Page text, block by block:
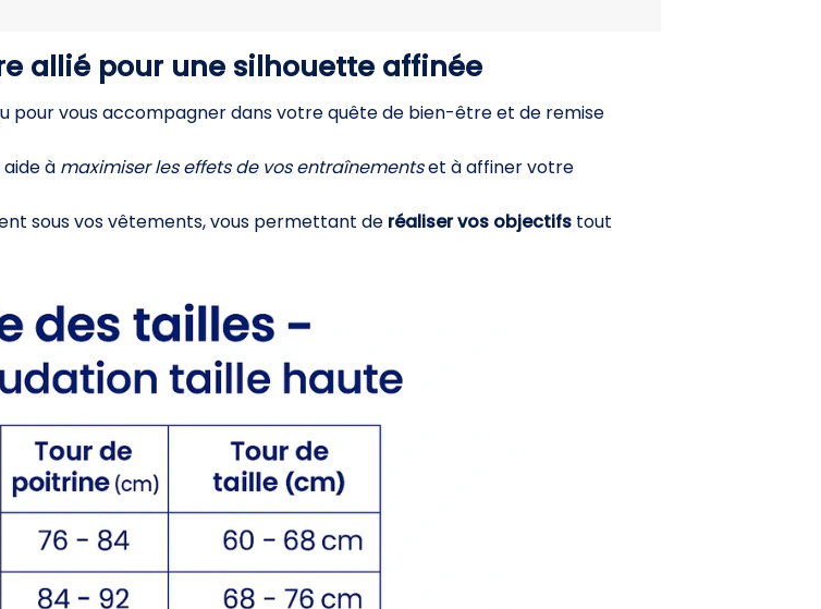
allié pour une silhouette affinée
pour vous accompagner dans votre quête de bien-être et de remise
à maximiser les effets de vos entraînementset à affiner votre
sous vos vêtements, vous permettant de réaliser vos objectifstout